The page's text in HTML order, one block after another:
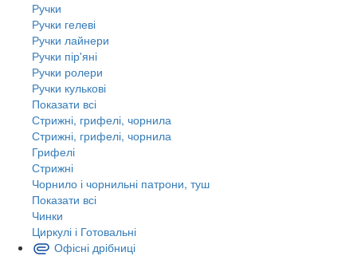
Ручки
Ручки гелеві
Ручки лайнери
Ручки пір'яні
Ручки ролери
Ручки кулькові
Показати всі
Стрижні, грифелі, чорнила
Стрижні, грифелі, чорнила
Грифелі
Стрижні
Чорнило і чорнильні патрони, туш
Показати всі
Чинки
Циркулі і Готовальні
Офісні дрібниці